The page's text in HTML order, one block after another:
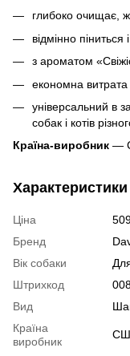
глибоко очищає,
відмінно піниться
з ароматом
економна
універсальний в
собак і котів
Країна-виробник —
Характеристики
Ціна
Бренд
Вік собаки
Штрихкод
Вид
Країна
виробник